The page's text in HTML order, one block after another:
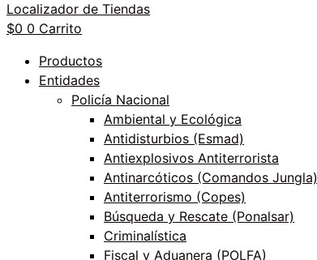
Localizador de Tiendas
$0 0 Carrito
Productos
Entidades
Policía Nacional
Ambiental y Ecológica
Antidisturbios (Esmad)
Antiexplosivos Antiterrorista
Antinarcóticos (Comandos Jungla)
Antiterrorismo (Copes)
Búsqueda y Rescate (Ponalsar)
Criminalística
Fiscal y Aduanera (POLFA)